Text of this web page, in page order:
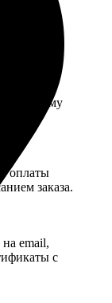
оплаты
заказа.
email,
с